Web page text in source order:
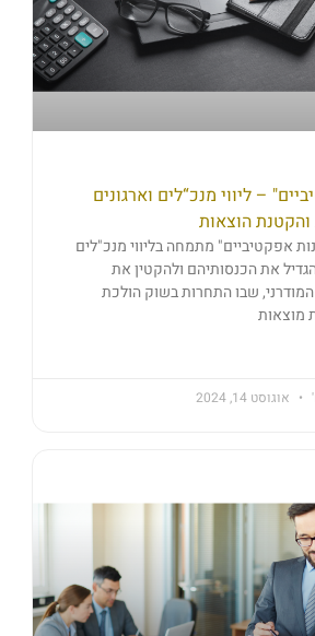
– ליווי מנכ“לים וארגונים
הוצאות
אפקטיביים" מתמחה בליווי מנכ"לים
את הכנסותיהם ולהקטין את
שבו התחרות בשוק הולכת
מוצאות
אוגוסט 14, 2024